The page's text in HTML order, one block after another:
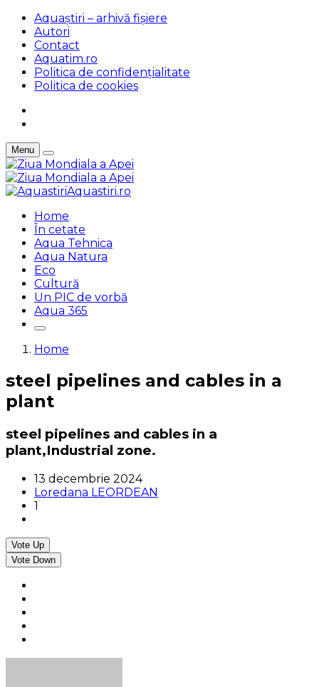
Aquaștiri – arhivă fișiere
Autori
Contact
Aquatim.ro
Politica de confidențialitate
Politica de cookies
Menu
Aquastiri.ro
Home
În cetate
Aqua Tehnica
Aqua Natura
Eco
Cultură
Un PIC de vorbă
Aqua 365
Home
steel pipelines and cables in a
plant
steel pipelines and cables in a
plant,Industrial zone.
13 decembrie 2024
Loredana LEORDEAN
1
Vote Up
Vote Down